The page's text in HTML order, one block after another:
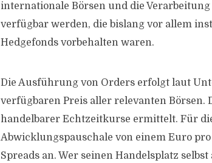
internationale Börsen und die
verfügbar werden, die bislang vor allem
Hedgefonds vorbehalten waren.
Die Ausführung von Orders erfolgt laut
verfügbaren Preis aller relevanten
handelbarer Echtzeitkurse ermittelt. Für
Abwicklungspauschale von einem Euro
Spreads an. Wer seinen Handelsplatz